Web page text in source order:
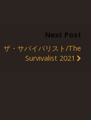
Next Post
ザ・サバイバリスト/The
Survivalist 2021